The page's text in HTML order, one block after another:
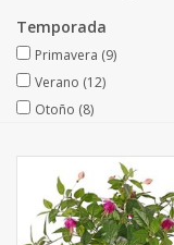
Temporada
Primavera (9)
Verano (12)
Otoño (8)